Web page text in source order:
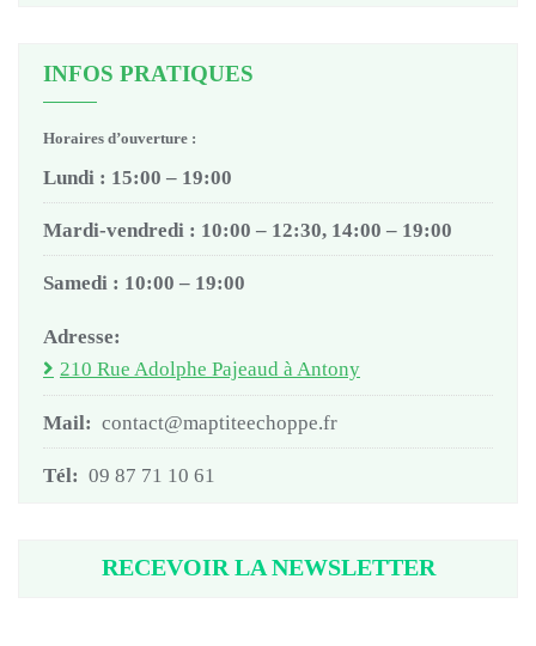
INFOS PRATIQUES
Horaires d’ouverture :
Lundi : 15:00 – 19:00
Mardi-vendredi : 10:00 – 12:30, 14:00 – 19:00
Samedi : 10:00 – 19:00
Adresse:
210 Rue Adolphe Pajeaud à Antony
Mail: contact@maptiteechoppe.fr
Tél: 09 87 71 10 61
RECEVOIR LA NEWSLETTER